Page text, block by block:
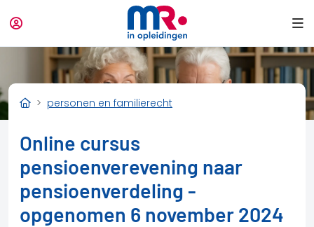
personen en familierecht
Online cursus
pensioenverevening naar
pensioenverdeling -
opgenomen 6 november 2024